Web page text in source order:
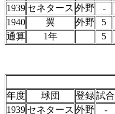
1939 セネタース 外野 -
1940
翼 外野 5
通算
1年 5
年度
球団 登録試合
1939 セネタース 外野
-